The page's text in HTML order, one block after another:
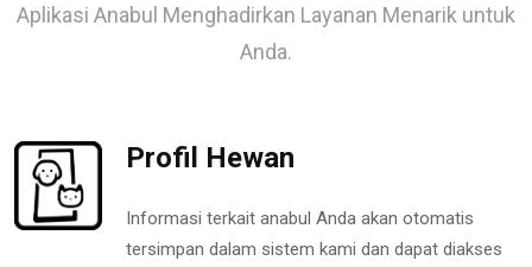
Aplikasi Anabul Menghadirkan Layanan Menarik untuk
Anda.
Profil Hewan
Informasi terkait anabul Anda akan otomatis
tersimpan dalam sistem kami dan dapat diakses